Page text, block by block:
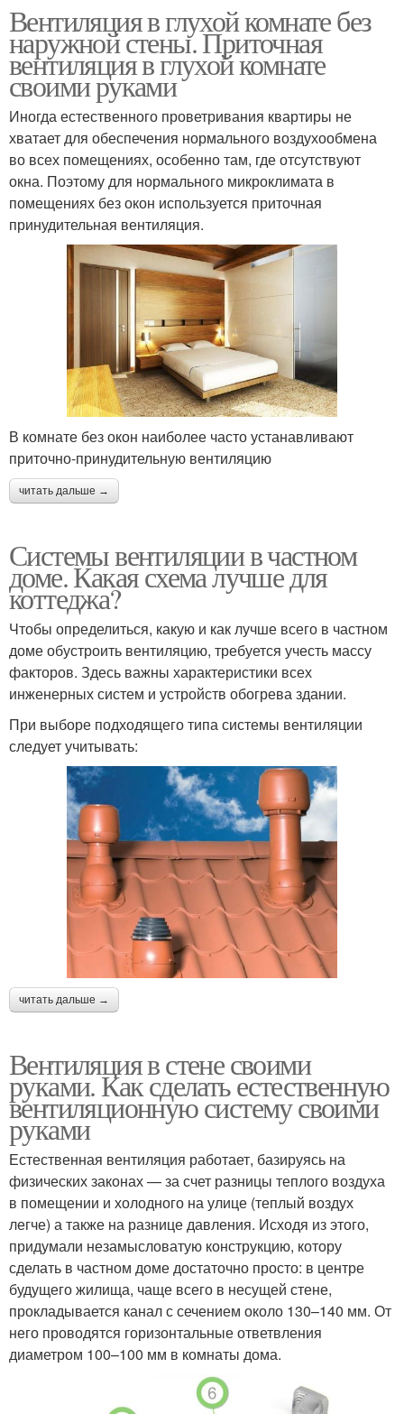
Вентиляция в глухой комнате без
наружной стены. Приточная
вентиляция в глухой комнате
своими руками
Иногда естественного проветривания квартиры не
хватает для обеспечения нормального воздухообмена
во всех помещениях, особенно там, где отсутствуют
окна. Поэтому для нормального микроклимата в
помещениях без окон используется приточная
принудительная вентиляция.
В комнате без окон наиболее часто устанавливают
приточно-принудительную вентиляцию
читать дальше →
Системы вентиляции в частном
доме. Какая схема лучше для
коттеджа?
Чтобы определиться, какую и как лучше всего в частном
доме обустроить вентиляцию, требуется учесть массу
факторов. Здесь важны характеристики всех
инженерных систем и устройств обогрева здании.
При выборе подходящего типа системы вентиляции
следует учитывать:
читать дальше →
Вентиляция в стене своими
руками. Как сделать естественную
вентиляционную систему своими
руками
Естественная вентиляция работает, базируясь на
физических законах — за счет разницы теплого воздуха
в помещении и холодного на улице (теплый воздух
легче) а также на разнице давления. Исходя из этого,
придумали незамысловатую конструкцию, котору
сделать в частном доме достаточно просто: в центре
будущего жилища, чаще всего в несущей стене,
прокладывается канал с сечением около 130–140 мм. От
него проводятся горизонтальные ответвления
диаметром 100–100 мм в комнаты дома.